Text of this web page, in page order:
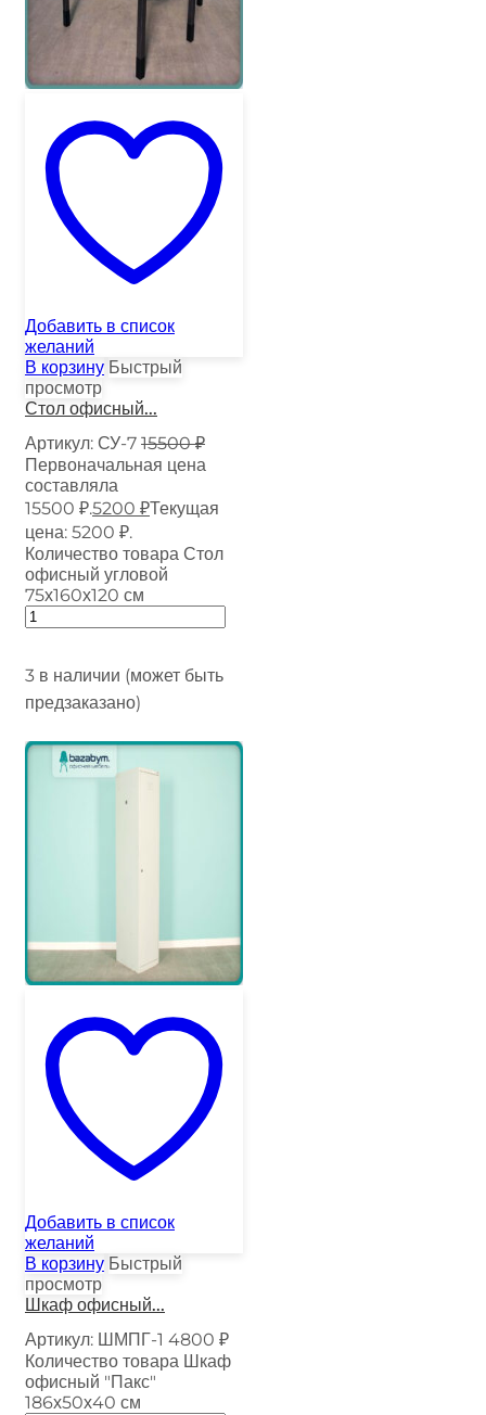
Добавить в список
желаний
В корзину Быстрый
просмотр
Стол офисный...
Артикул: СУ-7 15500₽
Первоначальная цена
составляла
15500 ₽.5200 ₽Текущая
цена: 5200 ₽.
Количество товара Стол
офисный угловой
75х160х120 см
3 в наличии (может быть
предзаказано)
Добавить в список
желаний
В корзину Быстрый
просмотр
Шкаф офисный...
Артикул: ШМПГ-1 4800 ₽
Количество товара Шкаф
офисный "Пакс"
186х50х40 см